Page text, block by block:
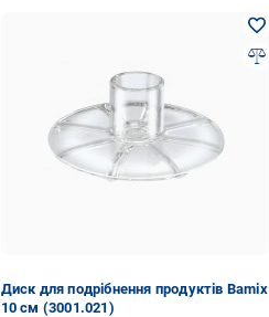
Диск для подрібнення продуктів Bamix
10 см (3001.021)